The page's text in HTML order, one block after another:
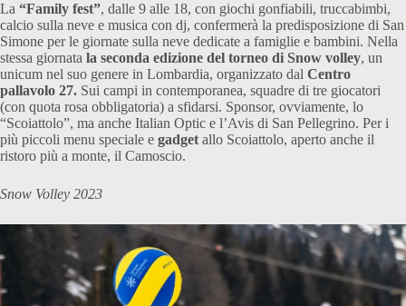
La “Family fest”, dalle 9 alle 18, con giochi gonfiabili, truccabimbi,
calcio sulla neve e musica con dj, confermerà la predisposizione di San
Simone per le giornate sulla neve dedicate a famiglie e bambini. Nella
stessa giornata la seconda edizione del torneo di Snow volley, un
unicum nel suo genere in Lombardia, organizzato dal Centro
pallavolo 27. Sui campi in contemporanea, squadre di tre giocatori
(con quota rosa obbligatoria) a sfidarsi. Sponsor, ovviamente, lo
“Scoiattolo”, ma anche Italian Optic e l’Avis di San Pellegrino. Per i
più piccoli menu speciale e gadget allo Scoiattolo, aperto anche il
ristoro più a monte, il Camoscio.
Snow Volley 2023